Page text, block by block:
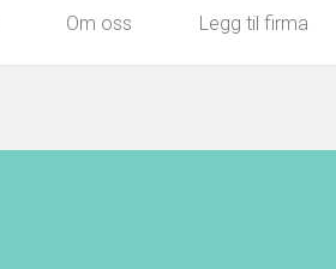
Om oss Legg til firma